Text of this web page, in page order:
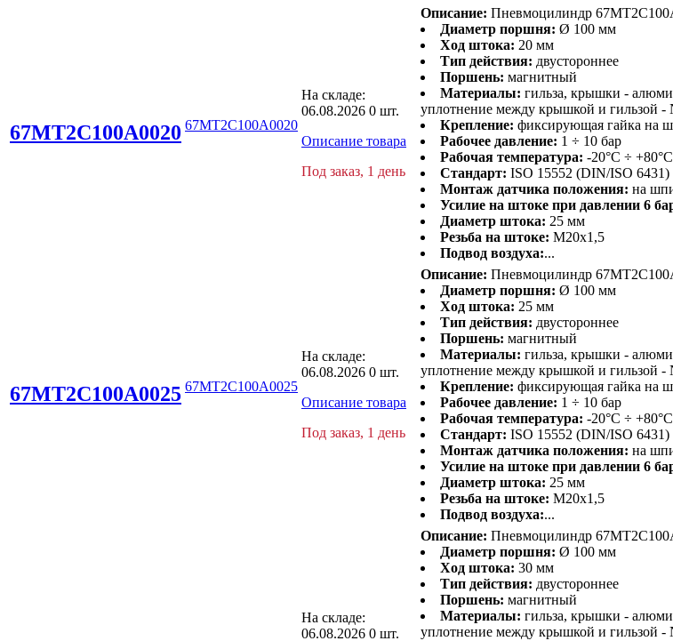
67MT2C100A0020 67MT2C100A0020
На складе:
06.08.2026 0 шт.
Описание товара
Под заказ, 1 день
Описание: Пневмоцилиндр
Диаметр поршня: Ø 100 мм
Ход штока: 20 мм
Тип действия: двустороннее
Поршень: магнитный
Материалы: гильза, крышки -
уплотнение между крышкой и гильзой -
Крепление: фиксирующая гайка на
Рабочее давление: 1 ÷ 10 бар
Рабочая температура: -20°C ÷ +80°C
Стандарт: ISO 15552 (DIN/ISO 6431)
Монтаж датчика положения: на
Усилие на штоке при давлении 6
Диаметр штока: 25 мм
Резьба на штоке: M20x1,5
Подвод воздуха:...
67MT2C100A0025 67MT2C100A0025
На складе:
06.08.2026 0 шт.
Описание товара
Под заказ, 1 день
Описание: Пневмоцилиндр
Диаметр поршня: Ø 100 мм
Ход штока: 25 мм
Тип действия: двустороннее
Поршень: магнитный
Материалы: гильза, крышки -
уплотнение между крышкой и гильзой -
Крепление: фиксирующая гайка на
Рабочее давление: 1 ÷ 10 бар
Рабочая температура: -20°C ÷ +80°C
Стандарт: ISO 15552 (DIN/ISO 6431)
Монтаж датчика положения: на
Усилие на штоке при давлении 6
Диаметр штока: 25 мм
Резьба на штоке: M20x1,5
Подвод воздуха:...
На складе:
06.08.2026 0 шт.
Описание: Пневмоцилиндр
Диаметр поршня: Ø 100 мм
Ход штока: 30 мм
Тип действия: двустороннее
Поршень: магнитный
Материалы: гильза, крышки -
уплотнение между крышкой и гильзой -